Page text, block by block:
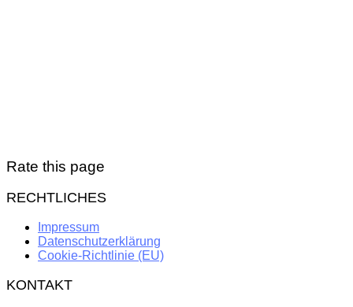
Rate this page
RECHTLICHES
Impressum
Datenschutzerklärung
Cookie-Richtlinie (EU)
KONTAKT